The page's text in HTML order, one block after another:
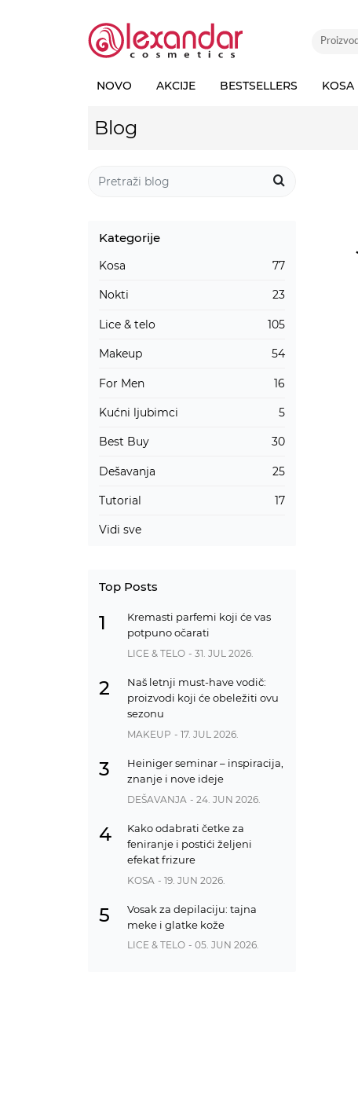
NOVO AKCIJE BESTSELLERS KOSA
Blog
Kategorije
Kosa 77
Nokti 23
Lice & telo 105
Makeup 54
For Men 16
Kućni ljubimci 5
Best Buy 30
Dešavanja 25
Tutorial 17
Vidi sve
Top Posts
1
Kremasti parfemi koji će vas
potpuno očarati
LICE & TELO - 31. JUL 2026.
2
Naš letnji must-have vodič:
proizvodi koji će obeležiti ovu
sezonu
MAKEUP - 17. JUL 2026.
3
Heiniger seminar – inspiracija,
znanje i nove ideje
DEŠAVANJA - 24. JUN 2026.
4
Kako odabrati četke za
feniranje i postići željeni
efekat frizure
KOSA - 19. JUN 2026.
5
Vosak za depilaciju: tajna
meke i glatke kože
LICE & TELO - 05. JUN 2026.